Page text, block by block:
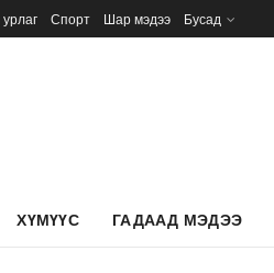
Спорт Шар мэдээ Бусад
ХҮМҮҮС ГАДААД МЭДЭЭ